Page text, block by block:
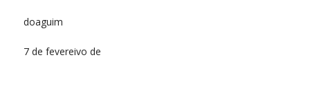
doaguim
7 de fevereivo de